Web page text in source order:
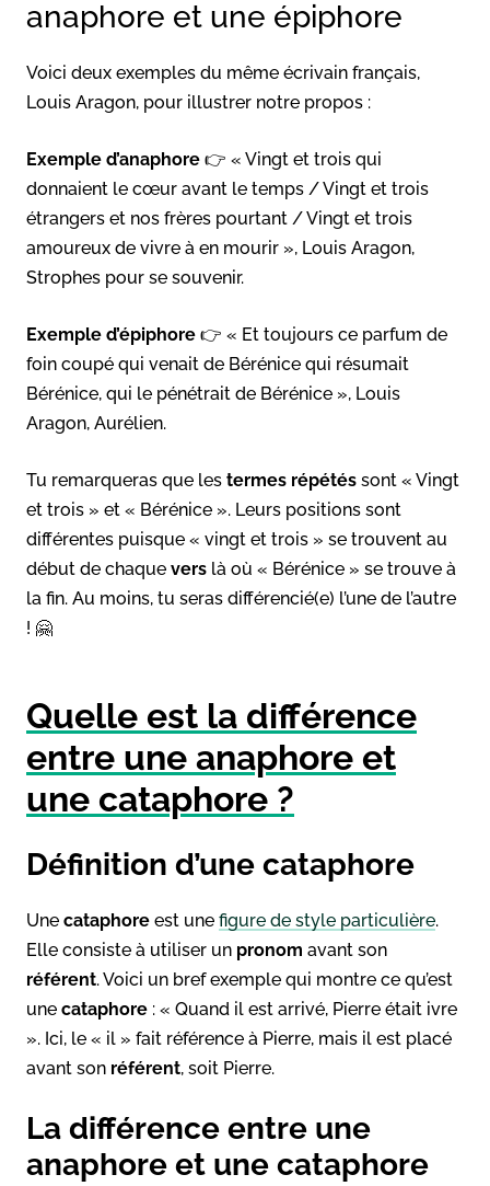
anaphore et une épiphore
Voici deux exemples du même écrivain français,
Louis Aragon, pour illustrer notre propos :
Exemple d’anaphore 👉 « Vingt et trois qui
donnaient le cœur avant le temps / Vingt et trois
étrangers et nos frères pourtant / Vingt et trois
amoureux de vivre à en mourir », Louis Aragon,
Strophes pour se souvenir.
Exemple d’épiphore 👉 « Et toujours ce parfum de
foin coupé qui venait de Bérénice qui résumait
Bérénice, qui le pénétrait de Bérénice », Louis
Aragon, Aurélien.
Tu remarqueras que les termes répétés sont « Vingt
et trois » et « Bérénice ». Leurs positions sont
différentes puisque « vingt et trois » se trouvent au
début de chaque vers là où « Bérénice » se trouve à
la fin. Au moins, tu seras différencié(e) l’une de l’autre
! 🤗
Quelle est la différence
entre une anaphore et
une cataphore ?
Définition d’une cataphore
Une cataphore est une figure de style particulière.
Elle consiste à utiliser un pronom avant son
référent. Voici un bref exemple qui montre ce qu’est
une cataphore : « Quand il est arrivé, Pierre était ivre
». Ici, le « il » fait référence à Pierre, mais il est placé
avant son référent, soit Pierre.
La différence entre une
anaphore et une cataphore